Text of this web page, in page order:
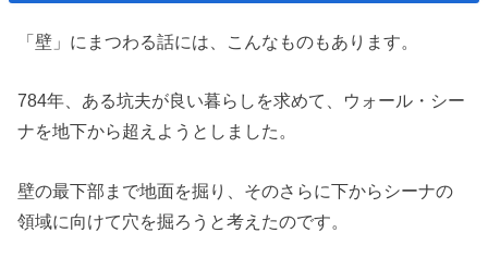
「壁」にまつわる話には、こんなものもあります。
784年、ある坑夫が良い暮らしを求めて、ウォール・シー
ナを地下から超えようとしました。
壁の最下部まで地面を掘り、そのさらに下からシーナの
領域に向けて穴を掘ろうと考えたのです。